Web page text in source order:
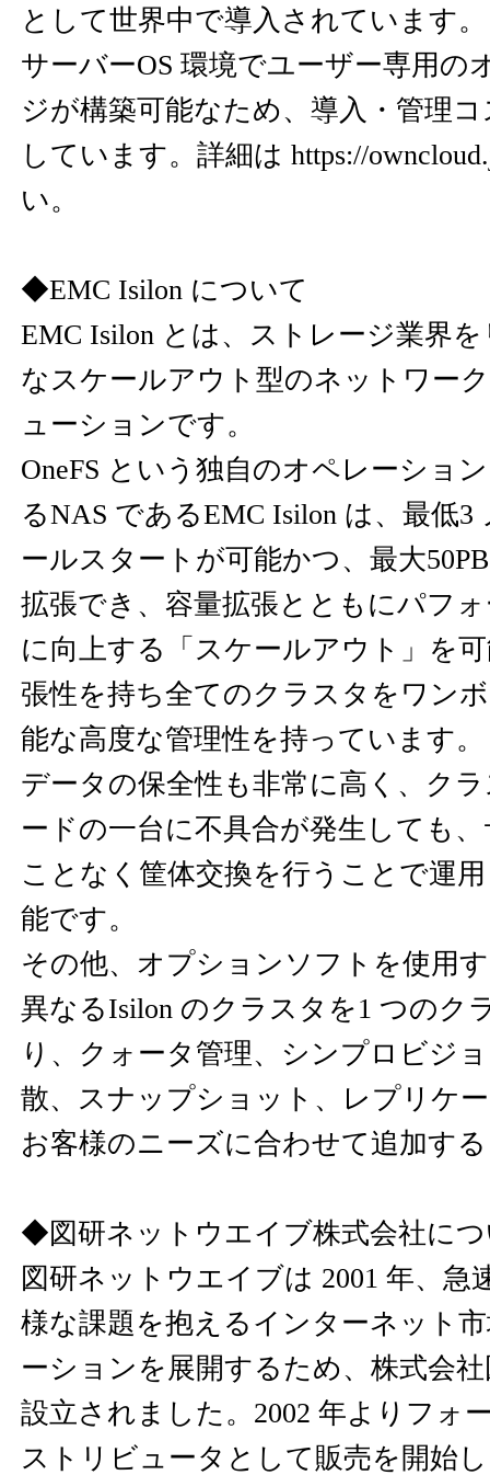
として世界中で導入されています
サーバーOS 環境でユーザー専用の
ジが構築可能なため、導入・管理
しています。詳細は https://
い。
◆EMC Isilon について
EMC Isilon とは、ストレージ業界
なスケールアウト型のネットワー
ューションです。
OneFS という独自のオペレーショ
るNAS であるEMC Isilon は、最低
ールスタートが可能かつ、最大
拡張でき、容量拡張とともにパフ
に向上する「スケールアウト」を
張性を持ち全てのクラスタをワン
能な高度な管理性を持っています。
データの保全性も非常に高く、ク
ードの一台に不具合が発生しても
ことなく筐体交換を行うことで運
能です。
その他、オプションソフトを使用
異なるIsilon のクラスタを1 つのク
り、クォータ管理、シンプロビジ
散、スナップショット、レプリケ
お客様のニーズに合わせて追加す
◆図研ネットウエイブ株式会社に
図研ネットウエイブは 2001 年、急
様な課題を抱えるインターネット
ーションを展開するため、株式会
設立されました。2002 年よりフォ
ストリビュータとして販売を開始